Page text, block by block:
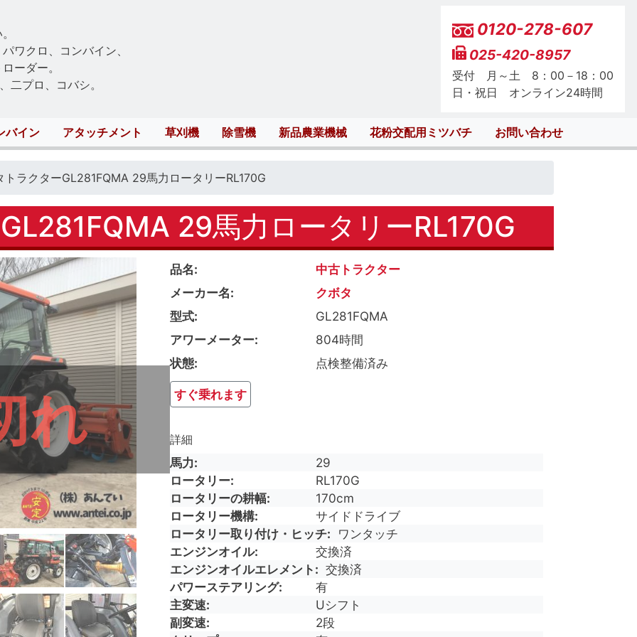
ワクロ、コンバイン、
ーダー。
二プロ、コバシ。
0120-278-607
025-420-8957
受付 月～土 8：00－18：00
日・祝日 オンライン24時間
バイン アタッチメント 草刈機 除雪機 新品農業機械 花粉交配用ミツバチ お問い合わせ
トラクターGL281FQMA 29馬力ロータリーRL170G
29馬力ロータリーRL170G
れ
品名
中古トラクター
メーカー名
クボタ
型式
GL281FQMA
アワーメーター
804時間
状態
点検整備済み
すぐ乗れます
詳細
馬力
29
ロータリー
RL170G
ロータリーの耕幅
170cm
ロータリー機構
サイドドライブ
ロータリー取り付け・ヒッチ
ワンタッチ
エンジンオイル
交換済
エンジンオイルエレメント
交換済
パワーステアリング
有
主変速
Uシフト
副変速
2段